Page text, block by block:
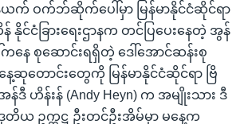
င်း
မယ်
ယံ
စာ
စာ
ျက်အလက်များ
ဉ်
ယက် ဝက်ဘ်ဆိုက်ပေါ်မှာ မြန်မာနိုင်ငံဆိုင်ရာ
င်ငံခြားရေးဌာနက တင်ပြပေးနေတဲ့ အွန်
ကနေ စုဆောင်းရရှိတဲ့ ဒေါ်အောင်ဆန်းစု
ဆုတောင်းတွေကို မြန်မာနိုင်ငံဆိုင်ရာ ဗြိ
ဟိန်းန် (Andy Heyn) က အမျိုးသား ဒီ
ယ ဥက္ကဋ္ဌ ဦးတင်ဦးအိမ်မှာ မနေ့က